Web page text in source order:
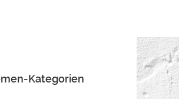
Kategorien